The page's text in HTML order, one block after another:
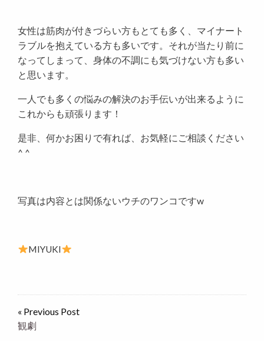
女性は筋肉が付きづらい方もとても多く、マイナート
ラブルを抱えている方も多いです。それが当たり前に
なってしまって、身体の不調にも気づけない方も多い
と思います。
一人でも多くの悩みの解決のお手伝いが出来るように
これからも頑張ります！
是非、何かお困りで有れば、お気軽にご相談ください
^ ^
写真は内容とは関係ないウチのワンコですw
MIYUKI
« Previous Post
観劇